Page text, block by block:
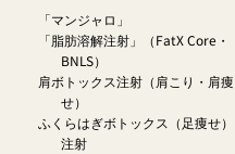
「マンジャロ」
「脂肪溶解注射」（FatX Core・
BNLS）
肩ボトックス注射（肩こり・肩痩
せ）
ふくらはぎボトックス（足痩せ）
注射